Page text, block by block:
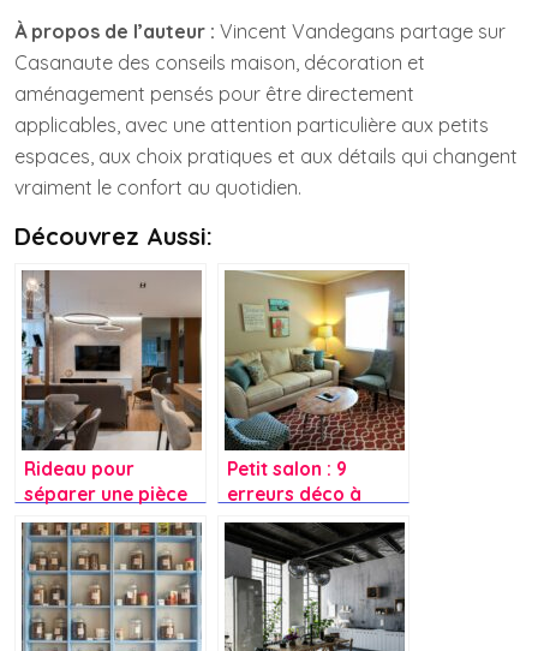
À propos de l’auteur : Vincent Vandegans partage sur
Casanaute des conseils maison, décoration et
aménagement pensés pour être directement
applicables, avec une attention particulière aux petits
espaces, aux choix pratiques et aux détails qui changent
vraiment le confort au quotidien.
Découvrez Aussi:
Rideau pour
séparer une pièce
sans travaux :
idées, budget et
erreurs à éviter
Petit salon : 9
erreurs déco à
éviter pour gagner
de la place